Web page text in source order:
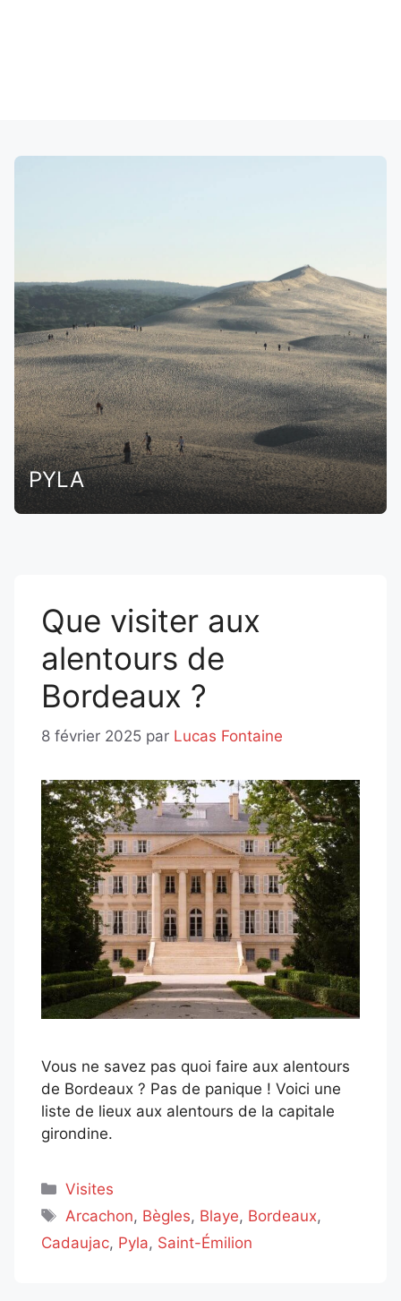
PYLA
Que visiter aux
alentours de
Bordeaux ?
8 février 2025 par Lucas Fontaine
Vous ne savez pas quoi faire aux alentours
de Bordeaux ? Pas de panique ! Voici une
liste de lieux aux alentours de la capitale
girondine.
Catégories
Visites
Étiquettes
Arcachon, Bègles, Blaye, Bordeaux,
Cadaujac, Pyla, Saint-Émilion